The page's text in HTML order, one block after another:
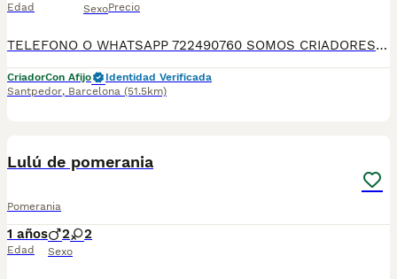
Edad SexoPrecio
TELEFONO O WHATSAPP 722490760 SOMOS CRIADORES DIRECTOS SIN INTERMEDIARIOS! MAS DE 20 AÑOS EN EL SECTOR NOS AVALAN, VALORANDO NO SOLO LA CRIA RESPONSABLE SI NO TAMBIEN LA SELECCIÓN PARA MEJORAR LA RAZA DURANTE TODOS ESTOS AÑOS. NUESTROS CACHORROS SE ENTREGAN PREVIAMENTE REVISADOS POR UN VETERINARIO PROFESIONAL Y BAJO LOS MAS ESTRICTOS CONTROLES DE SALUD, HACEMOS HINCAPIÉ EN SU SOCIABILIZACIÓN PARA SU CORRECTO DESARROLLO NEUROLOGICO! Y OS ASESORAMOS ANTES DURANTE Y DESPUES DE LA ENTREGA PARA QUE TODO SEA LO MAS AFABLE Y FACIL POSIBLE DURANTE LA ADAPTACION! NUESTROS BEBE SE ENTREGAN A PARTIR DE LOS DOS MESES CON SUS VACUNAS AL DIA, DESPARASITADOS Y CON GARANTIAS DE SALUD, MICROCHIP Y CARTILLA DE VACUNACION! SI BUSCAS UN COMPAÑERO SANO Y EQUILIBRADO ESTE ES EL LUGAR, TE ASESORAREMOS DURANTE TODO EL PROCESO NO DUDES EN CONSULTAR POR NUESTROS PEQUES AL 722 490 760
CriadorCon Afijo
Identidad Verificada
Santpedor, Barcelona (51.5km)
Lulú de pomerania
Pomerania
1 años
Edad
2 2
Sexo